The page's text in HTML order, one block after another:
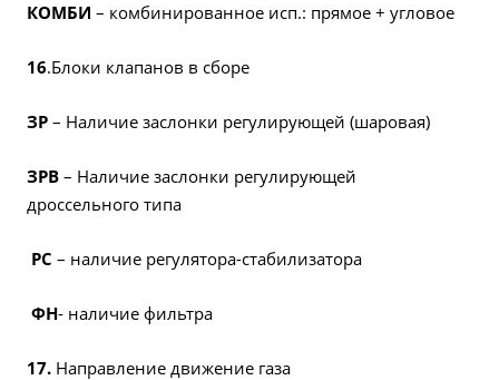
КОМБИ – комбинированное исп.: прямое + угловое
16.Блоки клапанов в сборе
ЗР – Наличие заслонки регулирующей (шаровая)
ЗРВ – Наличие заслонки регулирующей
дроссельного типа
РС – наличие регулятора-стабилизатора
ФН- наличие фильтра
17. Направление движение газа